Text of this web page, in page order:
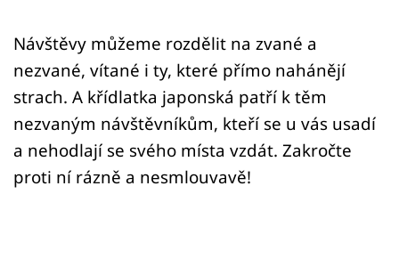
Návštěvy můžeme rozdělit na zvané a
nezvané, vítané i ty, které přímo nahánějí
strach. A křídlatka japonská patří k těm
nezvaným návštěvníkům, kteří se u vás usadí
a nehodlají se svého místa vzdát. Zakročte
proti ní rázně a nesmlouvavě!